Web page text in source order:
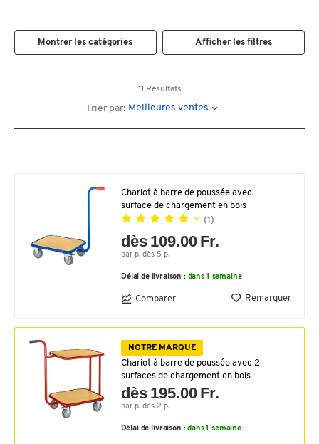
Montrer les catégories Afficher les filtres
11 Résultats
Trier par: Meilleures ventes
Chariot à barre de poussée avec
surface de chargement en bois
(1)
dès 109.00 Fr.
par p. dès 5 p.
Délai de livraison : dans 1 semaine
Comparer Remarquer
NOTRE MARQUE
Chariot à barre de poussée avec 2
surfaces de chargement en bois
dès 195.00 Fr.
par p. dès 2 p.
Délai de livraison :dans 1 semaine